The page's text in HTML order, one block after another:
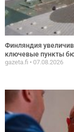
Финляндия
ключевые пункты
gazeta.fi 07.08.2026